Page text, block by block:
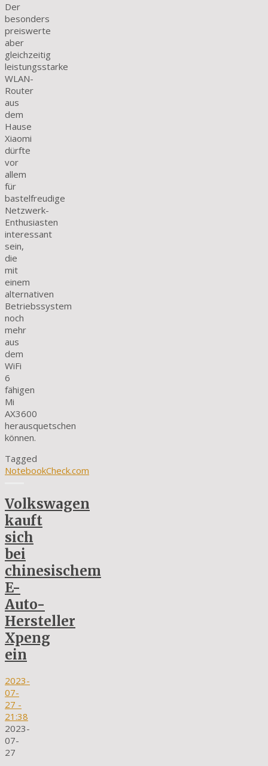
Der
besonders
preiswerte
aber
gleichzeitig
leistungsstarke
WLAN-
Router
aus
dem
Hause
Xiaomi
dürfte
vor
allem
für
bastelfreudige
Netzwerk-
Enthusiasten
interessant
sein,
die
mit
einem
alternativen
Betriebssystem
noch
mehr
aus
dem
WiFi
6
fähigen
Mi
AX3600
herausquetschen
können.
Tagged
NotebookCheck.com
Volkswagen
kauft
sich
bei
chinesischem
E-
Auto-
Hersteller
Xpeng
ein
2023-
07-
27 -
21:38
2023-
07-
27